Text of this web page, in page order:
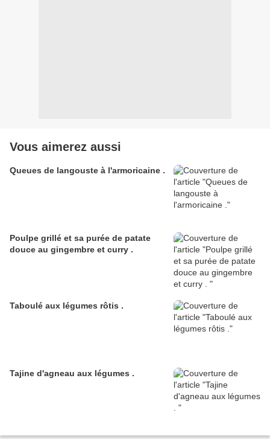
Vous aimerez aussi
Queues de langouste à l'armoricaine .
Poulpe grillé et sa purée de patate
douce au gingembre et curry .
Taboulé aux légumes rôtis .
Tajine d'agneau aux légumes .